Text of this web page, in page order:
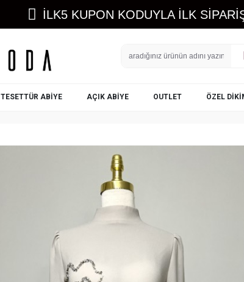
İLK5 KUPON KODUYLA İLK
TESETTÜR ABIYE AÇIK ABIYE OUTLET ÖZEL